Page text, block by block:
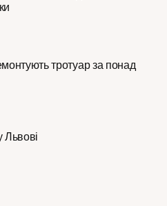
тротуар за понад
Львові